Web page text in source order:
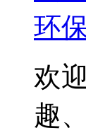
环
欢
趣